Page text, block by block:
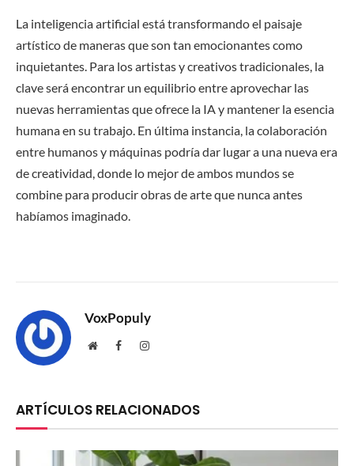
La inteligencia artificial está transformando el paisaje
artístico de maneras que son tan emocionantes como
inquietantes. Para los artistas y creativos tradicionales, la
clave será encontrar un equilibrio entre aprovechar las
nuevas herramientas que ofrece la IA y mantener la esencia
humana en su trabajo. En última instancia, la colaboración
entre humanos y máquinas podría dar lugar a una nueva era
de creatividad, donde lo mejor de ambos mundos se
combine para producir obras de arte que nunca antes
habíamos imaginado.
VoxPopuly
WebsiteFacebookInstagram
ARTÍCULOS RELACIONADOS